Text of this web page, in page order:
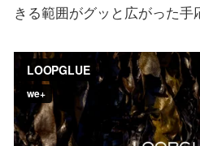
きる範囲がグッと広がった手